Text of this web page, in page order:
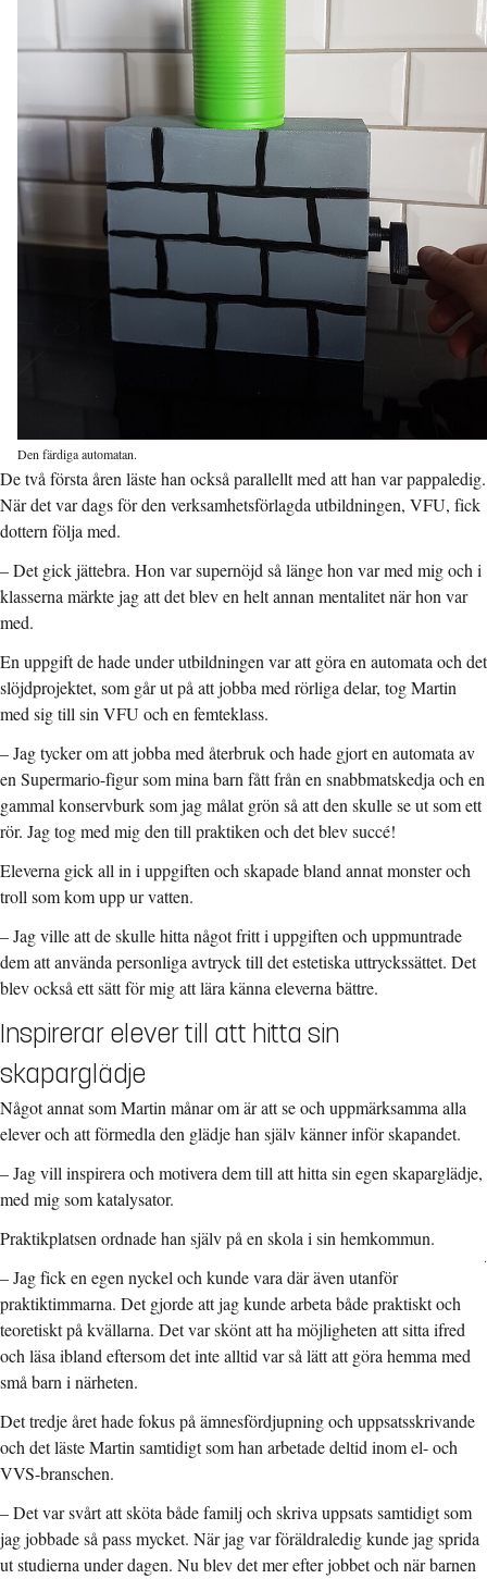
Den färdiga automatan.
De två första åren läste han också parallellt med att han var pappaledig.
När det var dags för den verksamhetsförlagda utbildningen, VFU, fick
dottern följa med.
–Det gick jättebra. Hon var supernöjd så länge hon var med mig och i
klasserna märkte jag att det blev en helt annan mentalitet när hon var
med.
En uppgift de hade under utbildningen var att göra en automata och det
slöjdprojektet, som går ut på att jobba med rörliga delar, tog Martin
med sig till sin VFU och en femteklass.
–Jag tycker om att jobba med återbruk och hade gjort en automata av
en Supermario-figur som mina barn fått från en snabbmatskedja och en
gammal konservburk som jag målat grön så att den skulle se ut som ett
rör. Jag tog med mig den till praktiken och det blev succé!
Eleverna gick all in i uppgiften och skapade bland annat monster och
troll som kom upp ur vatten.
–Jag ville att de skulle hitta något fritt i uppgiften och uppmuntrade
dem att använda personliga avtryck till det estetiska uttryckssättet. Det
blev också ett sätt för mig att lära känna eleverna bättre.
Inspirerar elever till att hitta sin
skaparglädje
Något annat som Martin månar om är att se och uppmärksamma alla
elever och att förmedla den glädje han själv känner inför skapandet.
– Jag vill inspirera och motivera dem till att hitta sin egen skaparglädje,
med mig som katalysator.
.
Praktikplatsen ordnade han själv på en skola i sin hemkommun.
–Jag fick en egen nyckel och kunde vara där även utanför
praktiktimmarna. Det gjorde att jag kunde arbeta både praktiskt och
teoretiskt på kvällarna. Det var skönt att ha möjligheten att sitta ifred
och läsa ibland eftersom det inte alltid var så lätt att göra hemma med
små barn i närheten.
Det tredje året hade fokus på ämnesfördjupning och uppsatsskrivande
och det läste Martin samtidigt som han arbetade deltid inom el- och
VVS-branschen.
–Det var svårt att sköta både familj och skriva uppsats samtidigt som
jag jobbade så pass mycket. När jag var föräldraledig kunde jag sprida
ut studierna under dagen. Nu blev det mer efter jobbet och när barnen